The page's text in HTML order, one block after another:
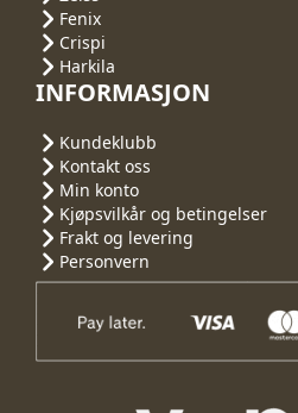
Fenix
Crispi
Harkila
INFORMASJON
Kundeklubb
Kontakt oss
Min konto
Kjøpsvilkår og betingelser
Frakt og levering
Personvern